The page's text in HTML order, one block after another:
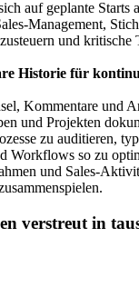
auf geplante Starts
Management,
und kritische
Historie für
Kommentare und
und Projekten
zu auditieren,
Workflows so zu
und Sales-
verstreut in